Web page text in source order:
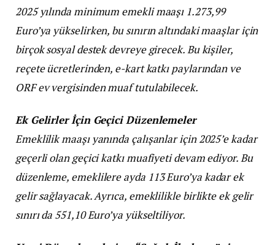
2025 yılında minimum emekli maaşı 1.273,99
Euro’ya yükselirken, bu sınırın altındaki maaşlar için
birçok sosyal destek devreye girecek. Bu kişiler,
reçete ücretlerinden, e-kart katkı paylarından ve
ORF ev vergisinden muaf tutulabilecek.
Ek Gelirler İçin Geçici Düzenlemeler
Emeklilik maaşı yanında çalışanlar için 2025’e kadar
geçerli olan geçici katkı muafiyeti devam ediyor. Bu
düzenleme, emeklilere ayda 113 Euro’ya kadar ek
gelir sağlayacak. Ayrıca, emeklilikle birlikte ek gelir
sınırı da 551,10 Euro’ya yükseltiliyor.